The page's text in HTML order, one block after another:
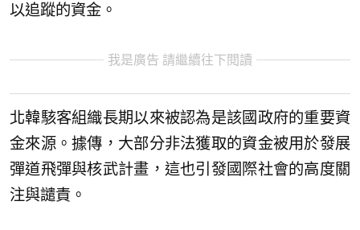
以追蹤的資金。
我是廣告 請繼續往下閱讀
北韓駭客組織長期以來被認為是該國政府的重要資
金來源。據傳，大部分非法獲取的資金被用於發展
彈道飛彈與核武計畫，這也引發國際社會的高度關
注與譴責。